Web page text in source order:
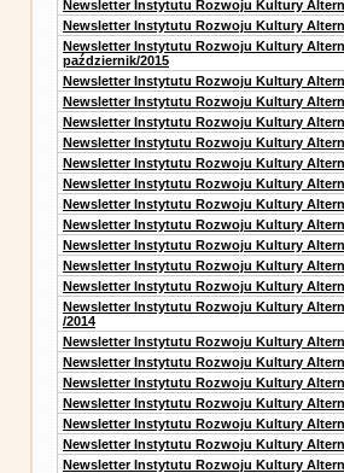
Newsletter Instytutu Rozwoju Kultury
Newsletter Instytutu Rozwoju Kultury
Newsletter Instytutu Rozwoju Kultury
październik/2015
Newsletter Instytutu Rozwoju Kultury
Newsletter Instytutu Rozwoju Kultury
Newsletter Instytutu Rozwoju Kultury
Newsletter Instytutu Rozwoju Kultury
Newsletter Instytutu Rozwoju Kultury
Newsletter Instytutu Rozwoju Kultury
Newsletter Instytutu Rozwoju Kultury
Newsletter Instytutu Rozwoju Kultury
Newsletter Instytutu Rozwoju Kultury
Newsletter Instytutu Rozwoju Kultury
Newsletter Instytutu Rozwoju Kultury
Newsletter Instytutu Rozwoju Kultury
/2014
Newsletter Instytutu Rozwoju Kultury
Newsletter Instytutu Rozwoju Kultury
Newsletter Instytutu Rozwoju Kultury
Newsletter Instytutu Rozwoju Kultury
Newsletter Instytutu Rozwoju Kultury
Newsletter Instytutu Rozwoju Kultury
Newsletter Instytutu Rozwoju Kultury